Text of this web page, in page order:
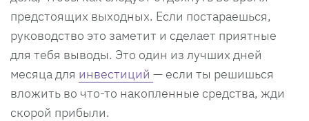
предстоящих выходных. Если постараешься,
руководство это заметит и сделает приятные
для тебя выводы. Это один из лучших дней
месяца для инвестиций — если ты решишься
вложить во что-то накопленные средства, жди
скорой прибыли.